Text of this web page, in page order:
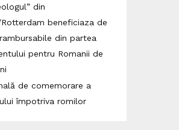
din
beneficiaza de
din partea
pentru Romanii de
de comemorare a
împotriva romilor